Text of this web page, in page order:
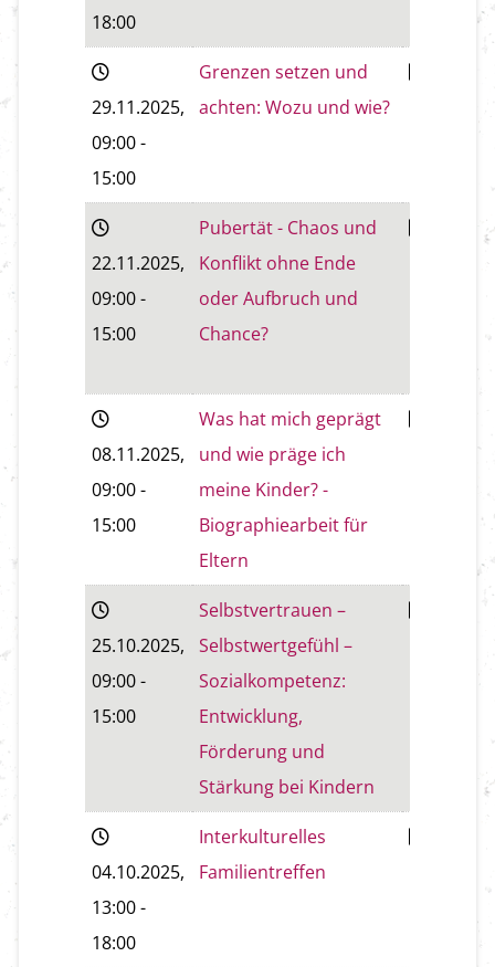
18:00
29.11.2025,
09:00-
15:00
Grenzen setzen und
achten: Wozu und wie?
22.11.2025,
09:00-
15:00
Pubertät - Chaos und
Konflikt ohne Ende
oder Aufbruch und
Chance?
08.11.2025,
09:00-
15:00
Was hat mich geprägt
und wie präge ich
meine Kinder? -
Biographiearbeit für
Eltern
25.10.2025,
09:00-
15:00
Selbstvertrauen –
Selbstwertgefühl –
Sozialkompetenz:
Entwicklung,
Förderung und
Stärkung bei Kindern
04.10.2025,
13:00-
18:00
Interkulturelles
Familientreffen